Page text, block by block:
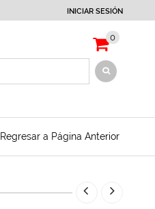
INICIAR SESIÓN
0
Regresar a Página Anterior